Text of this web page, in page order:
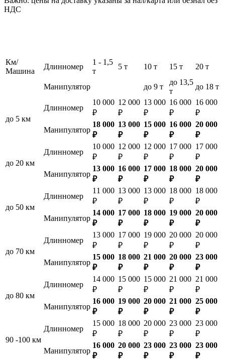
НДС
Км/
Машина
Длинномер
1 - 1,5
т
5 т 10 т 15 т 20 т
Манипулятор до 9 т
до 13,5
т
до 18 т
до 5 км
Длинномер
10 000
₽
12 000
₽
13 000
₽
16 000
₽
16 000
₽
Манипулятор
18 000
₽
13 000
₽
15 000
₽
16 000
₽
20 000
₽
до 20 км
Длинномер
10 000
₽
12 000
₽
12 000
₽
17 000
₽
17 000
₽
Манипулятор
13 000
₽
16 000
₽
17 000
₽
18 000
₽
20 000
₽
до 50 км
Длинномер
11 000
₽
13 000
₽
13 000
₽
18 000
₽
18 000
₽
Манипулятор
14 000
₽
17 000
₽
18 000
₽
19 000
₽
20 000
₽
до 70 км
Длинномер
13 000
₽
17 000
₽
19 000
₽
20 000
₽
20 000
₽
Манипулятор
15 000
₽
18 000
₽
21 000
₽
20 000
₽
23 000
₽
до 80 км
Длинномер
14 000
₽
15 000
₽
15 000
₽
21 000
₽
21 000
₽
Манипулятор
16 000
₽
19 000
₽
20 000
₽
21 000
₽
25 000
₽
90 -100 км
Длинномер
15 000
₽
18 000
₽
20 000
₽
23 000
₽
23 000
₽
Манипулятор
16 000
₽
20 000
₽
23 000
₽
23 000
₽
23 000
₽